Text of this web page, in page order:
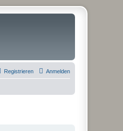
Anmelden
Registrieren